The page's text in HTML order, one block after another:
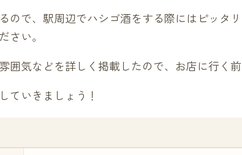
ので、駅周辺でハシゴ酒をする際にはピッタ
さい。
囲気などを詳しく掲載したので、お店に行く前
ていきましょう！